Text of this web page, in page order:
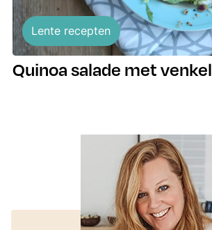
Lente recepten
Quinoa salade met venkel